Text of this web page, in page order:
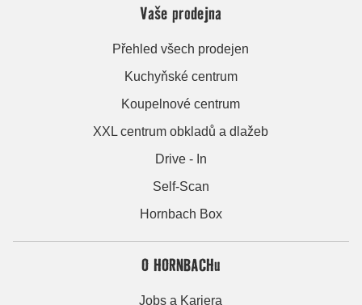
Vaše prodejna
Přehled všech prodejen
Kuchyňské centrum
Koupelnové centrum
XXL centrum obkladů a dlažeb
Drive - In
Self-Scan
Hornbach Box
O HORNBACHu
Jobs a Kariera